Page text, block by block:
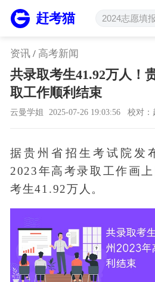
赶考猫
资讯 / 高考新闻
共录取考生41.92万人！
取工作顺利结束
云曼学姐 2025-07-26 19:03:56 校对：
据贵州省招生考试院发
2023年高考录取工作画
考生41.92万人。